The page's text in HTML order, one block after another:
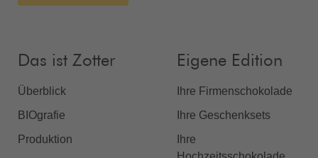
Das ist Zotter
Überblick
BIOgrafie
Produktion
Eigene Edition
Ihre Firmenschokolade
Ihre Geschenksets
Ihre